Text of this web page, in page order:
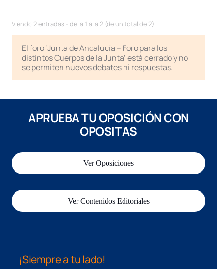
Viendo 2 entradas - de la 1 a la 2 (de un total de 2)
El foro ‘Junta de Andalucía – Foro para los
distintos Cuerpos de la Junta’ está cerrado y no
se permiten nuevos debates ni respuestas.
APRUEBA TU OPOSICIÓN CON
OPOSITAS
Ver Oposiciones
Ver Contenidos Editoriales
¡Siempre a tu lado!